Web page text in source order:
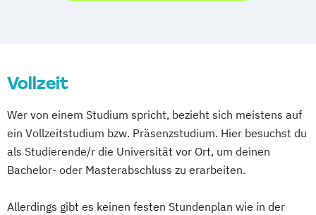
Vollzeit
Wer von einem Studium spricht, bezieht sich meistens auf
ein Vollzeitstudium bzw. Präsenzstudium. Hier besuchst du
als Studierende/r die Universität vor Ort, um deinen
Bachelor- oder Masterabschluss zu erarbeiten.
Allerdings gibt es keinen festen Stundenplan wie in der